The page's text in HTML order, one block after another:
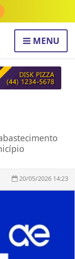
MENU
20/05/2026 14:23